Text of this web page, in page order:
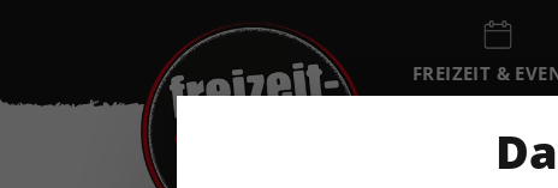
FREIZEIT &
EVENTKALENDER